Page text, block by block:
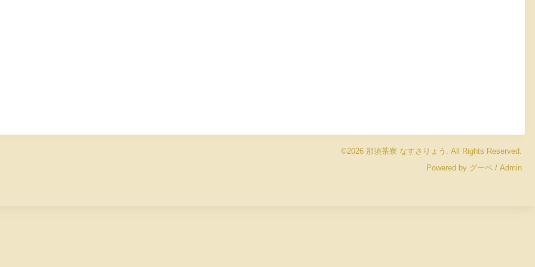
©2026 那須茶寮 なすさりょう . All Rights Reserved.
Powered by グーペ / Admin